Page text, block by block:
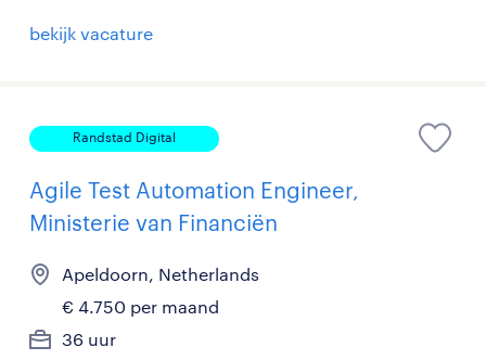
bekijk vacature
Randstad Digital
Agile Test Automation Engineer,
Ministerie van Financiën
Apeldoorn, Netherlands
€ 4.750 per maand
36 uur